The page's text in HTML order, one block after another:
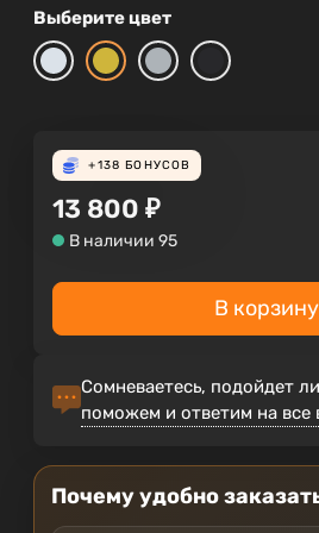
Выберите цвет
+138 БОНУСОВ
13 800 ₽
В наличии 95
В корзину
Сомневаетесь, подойдет
поможем и ответим на все
Почему удобно